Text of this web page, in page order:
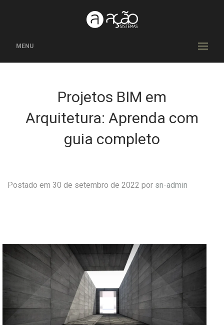
MENU
Projetos BIM em
Arquitetura: Aprenda com
guia completo
Postado em 30 de setembro de 2022 por sn-admin